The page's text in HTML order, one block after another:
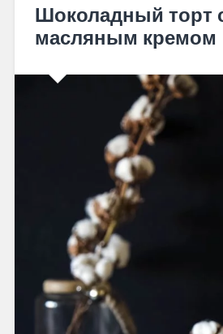
Шоколадный торт
масляным кремом